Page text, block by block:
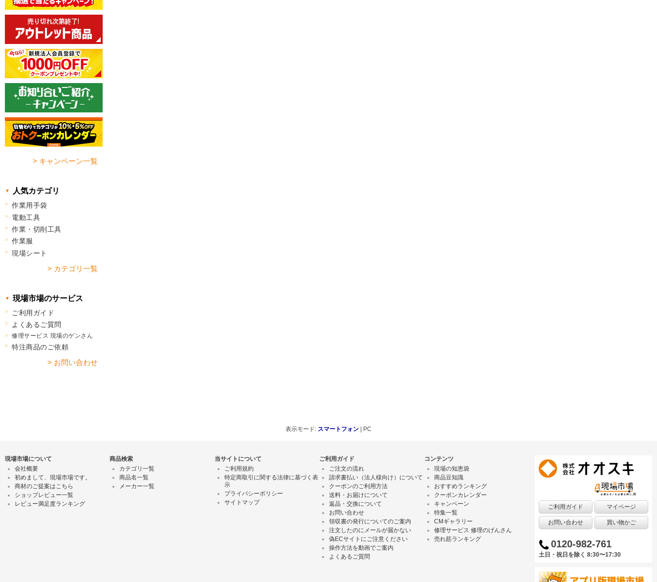
> キャンペーン一覧
人気カテゴリ
作業用手袋
電動工具
作業・切削工具
作業服
現場シート
> カテゴリ一覧
現場市場のサービス
ご利用ガイド
よくあるご質問
修理サービス 現場のゲンさん
特注商品のご依頼
> お問い合わせ
表示モード: スマートフォン | PC
現場市場について
会社概要
初めまして、現場市場です。
商材のご提案はこちら
ショップレビュー一覧
レビュー満足度ランキング
商品検索
カテゴリ一覧
商品名一覧
メーカー一覧
当サイトについて
ご利用規約
特定商取引に関する法律に基づく表
示
プライバシーポリシー
サイトマップ
ご利用ガイド
ご注文の流れ
請求書払い（法人様向け）について
クーポンのご利用方法
送料・お届けについて
返品・交換について
お問い合わせ
領収書の発行についてのご案内
注文したのにメールが届かない
偽ECサイトにご注意ください
操作方法を動画でご案内
よくあるご質問
コンテンツ
現場の知恵袋
商品豆知識
おすすめランキング
クーポンカレンダー
キャンペーン
特集一覧
CMギャラリー
修理サービス 修理のげんさん
売れ筋ランキング
ご利用ガイド マイページ
お問い合わせ 買い物かご
0120-982-761
土日・祝日を除く 8:30〜17:30